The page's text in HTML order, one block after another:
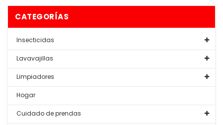
CATEGORÍAS
Insecticidas
Lavavajillas
Limpiadores
Hogar
Cuidado de prendas